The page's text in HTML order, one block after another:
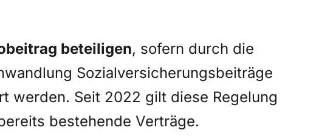
beteiligen, sofern durch die
Sozialversicherungsbeiträge
werden. Seit 2022 gilt diese Regelung
bestehende Verträge.